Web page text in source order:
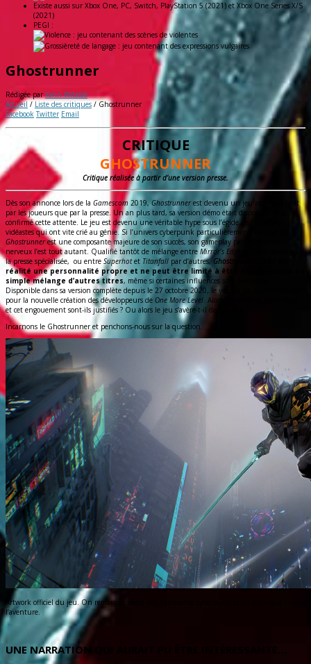
Existe aussi sur Xbox One, PC, Switch, PlayStation 5 (2021) et Xbox One Series X/S
(2021)
PEGI :
Ghostrunner
Rédigée parYann Witasse
Accueil / Liste des critiques / Ghostrunner
Facebook Twitter Email
CRITIQUE
GHOSTRUNNER
Critique réalisée à partir d’une version presse.
Dès son annonce lors de la Gamescom 2019,Ghostrunner est devenu un jeu attendu, tant
par les joueurs que par la presse. Un an plus tard, sa version démo était disponible et a
confirmé cette attente. Le jeu est devenu une véritable hype sous l’égide de nombreux
vidéastes qui ont vite crié au génie. Si l’univers cyberpunk particulièrement maitrisé de
Ghostrunnerest une composante majeure de son succès, son gameplay particulièrement
nerveux l’est tout autant. Qualifié tantôt de mélange entre Mirror’s Edge
la presse spécialisée, ou entre Superhotet Titanfall par d’autres, Ghostrunner
réalité une personnalité propre et ne peut être limité à être décrit comme un
simple mélange d’autres titres, même si certaines influences sont évidentes.
Disponible dans sa version complète depuis le 27 octobre 2020, le verdict peut enfin tomber
pour la nouvelle création des développeurs de One More Level. Alors finalement, cette hype
et cet engouement sont-ils justifiés ? Ou alors le jeu s’avère-t-il décevant ?
Incarnons le Ghostrunner et penchons-nous sur la question.
Artwork officiel du jeu. On remarque assez vite l’ambiance cyberpunk et on distingue
l’aventure.
UNE NARRATION QUI AURAIT PU ÊTRE INTÉRESSANTE…